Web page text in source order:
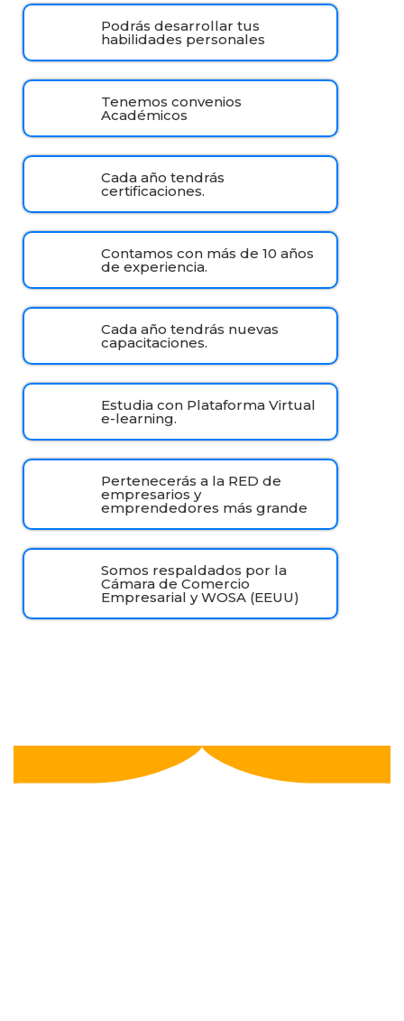
Podrás desarrollar tus
habilidades personales
Tenemos convenios
Académicos
Cada año tendrás
certificaciones.
Contamos con más de 10 años
de experiencia.
Cada año tendrás nuevas
capacitaciones.
Estudia con Plataforma Virtual
e-learning.
Pertenecerás a la RED de
empresarios y
emprendedores más grande
Somos respaldados por la
Cámara de Comercio
Empresarial y WOSA (EEUU)